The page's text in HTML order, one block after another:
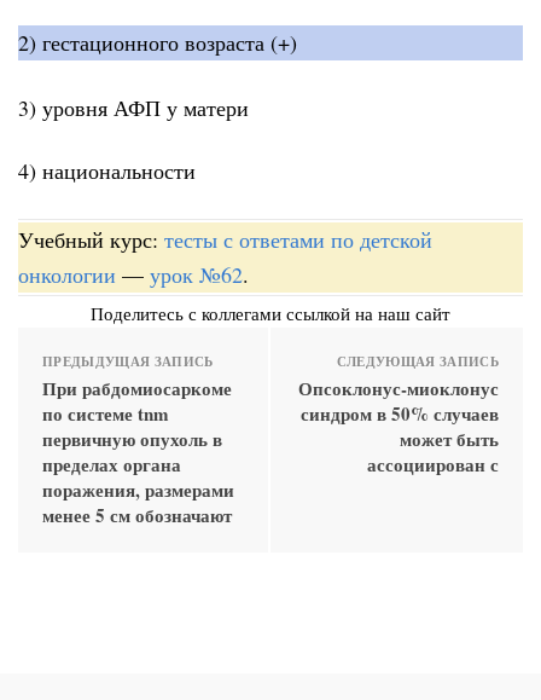
2) гестационного возраста (+)
3) уровня АФП у матери
4) национальности
Учебный курс: тесты с ответами по детской
онкологии — урок №62.
Поделитесь с коллегами ссылкой на наш сайт
ПРЕДЫДУЩАЯ ЗАПИСЬ
При рабдомиосаркоме
по системе tnm
первичную опухоль в
пределах органа
поражения, размерами
менее 5 см обозначают
СЛЕДУЮЩАЯ ЗАПИСЬ
Опсоклонус-миоклонус
синдром в 50% случаев
может быть
ассоциирован с